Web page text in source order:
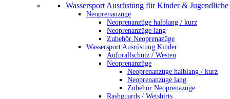
Wassersport Ausrüstung für Kinder & Jugendliche
Neoprenanzüge
Neoprenanzüge halblang / kurz
Neoprenanzüge lang
Zubehör Neoprenazüge
Wassersport Ausrüstung Kinder
Aufprallschutz / Westen
Neoprenanzüge
Neoprenanzüge halblang / kurz
Neoprenanzüge lang
Zubehör Neoprenazüge
Rashguards / Wetshirts